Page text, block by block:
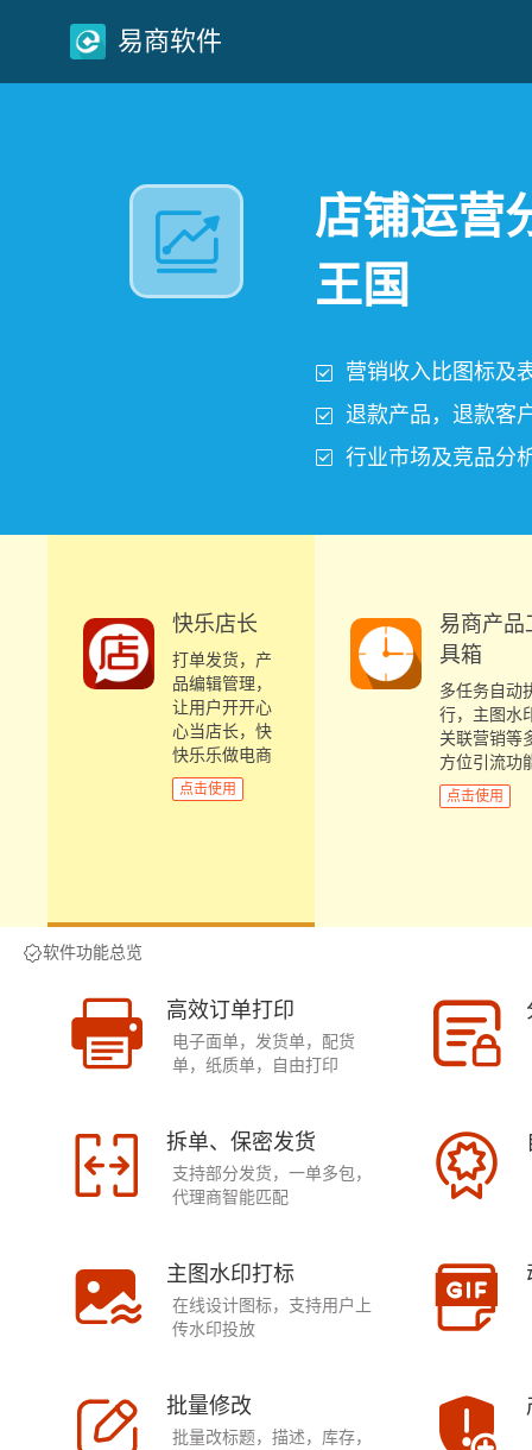
易商软件
店铺运营
王国
营销收入比图标及
退款产品，退款客
行业市场及竞品分
快乐店长
打单发货，产
品编辑管理，
让用户开开心
心当店长，快
快乐乐做电商
点击使用
易商产品
具箱
多任务自动
行，主图水
关联营销等
方位引流功
点击使用
软件功能总览
高效订单打印
电子面单，发货单，配货
单，纸质单，自由打印
拆单、保密发货
支持部分发货，一单多包，
代理商智能匹配
主图水印打标
在线设计图标，支持用户上
传水印投放
批量修改
批量改标题，描述，库存，